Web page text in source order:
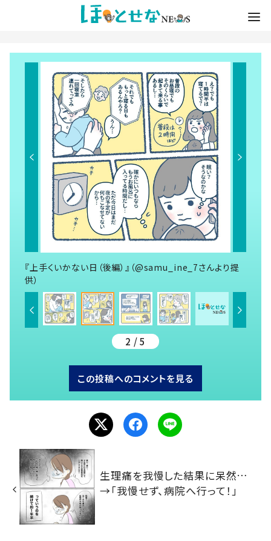
『上手くいかない日（後編）』（@samu_ine_7さんより提
供）
2 / 5
この投稿へのコメントを見る
生理痛を我慢した結果に呆然…
→「我慢せず、病院へ行って！」